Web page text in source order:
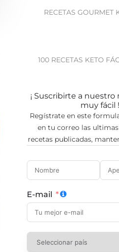
RECETAS GOURMET
100 RECETAS KETO
¡ Suscribirte a
muy fácil !
Regístrate en este
en tu correo las
recetas publicadas,
E-mail